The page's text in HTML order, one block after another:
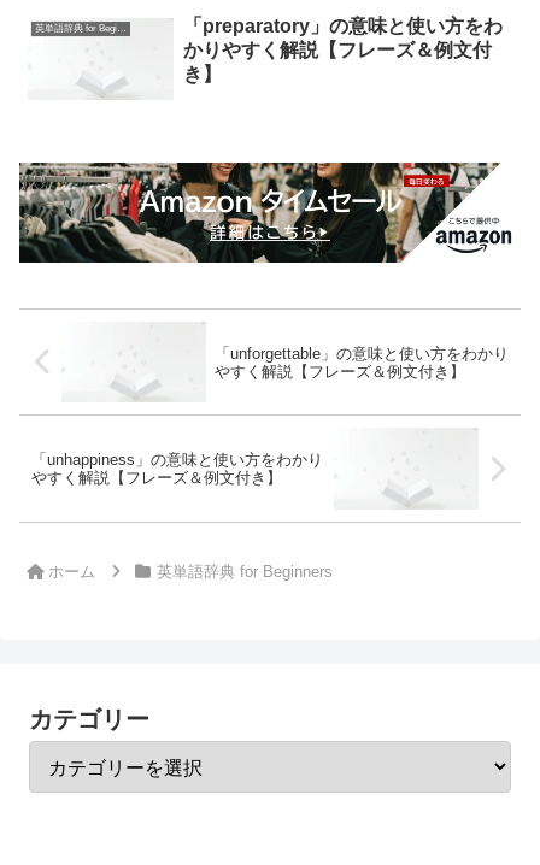
英単語辞典 for Beginners
「preparatory」の意味と使い方をわ
かりやすく解説【フレーズ＆例文付
き】
「unforgettable」の意味と使い方をわかり
やすく解説【フレーズ＆例文付き】
「unhappiness」の意味と使い方をわかり
やすく解説【フレーズ＆例文付き】
ホーム 英単語辞典 for Beginners
カテゴリー